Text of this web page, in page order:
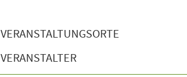
VERANSTALTUNGSORTE
VERANSTALTER